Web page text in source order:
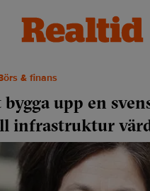
& finans
bygga upp en
infrastruktur